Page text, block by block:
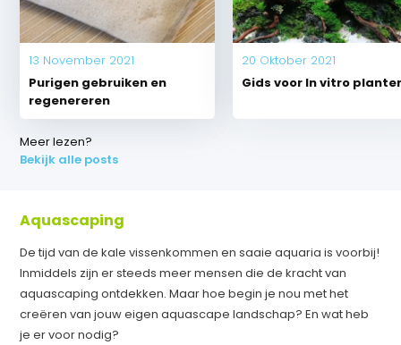
Meer lezen?
Bekijk alle posts
13 November 2021
Purigen gebruiken en
regenereren
20 Oktober 2021
Gids voor In vitro
Aquascaping
De tijd van de kale vissenkommen en saaie aquaria is voorbij!
Inmiddels zijn er steeds meer mensen die de kracht van
aquascaping ontdekken. Maar hoe begin je nou met het
creëren van jouw eigen aquascape landschap? En wat heb
je er voor nodig?